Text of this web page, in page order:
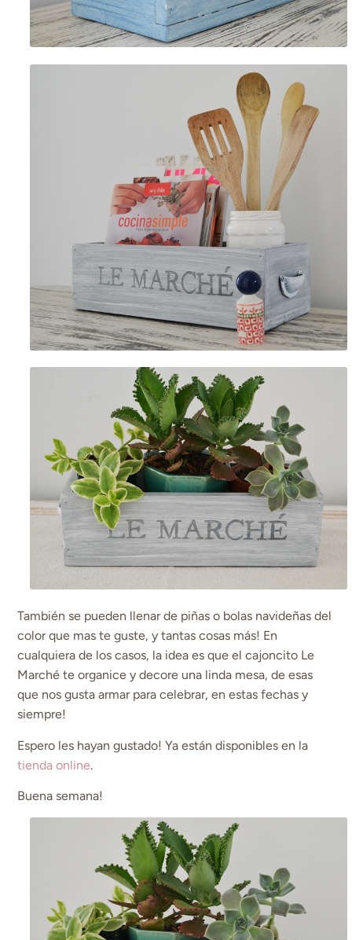
También se pueden llenar de piñas o bolas navideñas del
color que mas te guste, y tantas cosas más! En
cualquiera de los casos, la idea es que el cajoncito Le
Marché te organice y decore una linda mesa, de esas
que nos gusta armar para celebrar, en estas fechas y
siempre!
Espero les hayan gustado! Ya están disponibles en la
tienda online.
Buena semana!